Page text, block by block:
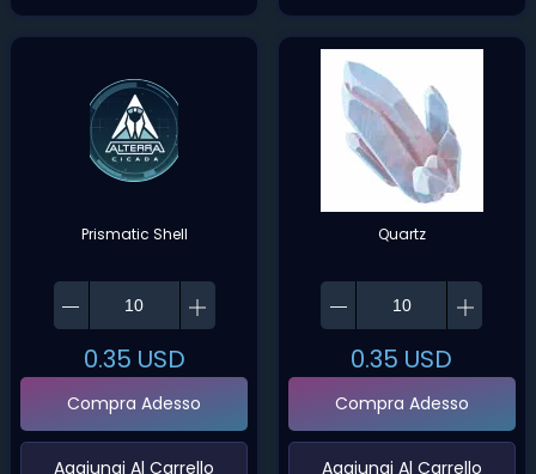
Prismatic Shell
0.35 USD
Compra Adesso
‌Aggiungi Al Carrello‌
Quartz
0.35 USD
Compra Adesso
‌Aggiungi Al Carrello‌